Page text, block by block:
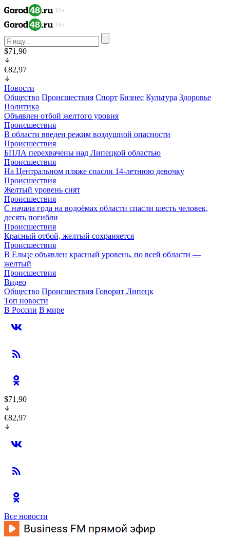
$71,90
€82,97
Новости
Общество Происшествия Спорт Бизнес Культура Здоровье
Политика
Объявлен отбой желтого уровня
Происшествия
В области введен режим воздушной опасности
Происшествия
БПЛА перехвачены над Липецкой областью
Происшествия
На Центральном пляже спасли 14-летнюю девочку
Происшествия
Желтый уровень снят
Происшествия
С начала года на водоёмах области спасли шесть человек,
десять погибли
Происшествия
Красный отбой, желтый сохраняется
Происшествия
В Ельце объявлен красный уровень, по всей области —
желтый
Происшествия
Видео
Общество Происшествия Говорит Липецк
Топ новости
В России В мире
$71,90
€82,97
Все новости